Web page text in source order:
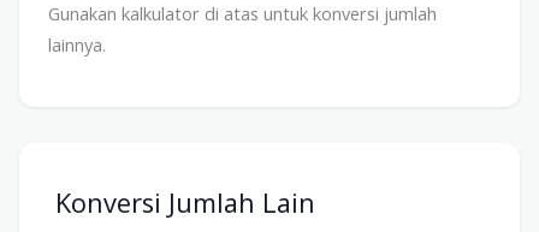
Gunakan kalkulator di atas untuk konversi jumlah
lainnya.
Konversi Jumlah Lain